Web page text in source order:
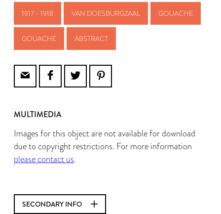
1917 - 1918 VAN DOESBURGZAAL GOUACHE
GOUACHE ABSTRACT
MULTIMEDIA
Images for this object are not available for download
due to copyright restrictions. For more information
please contact us.
SECONDARY INFO